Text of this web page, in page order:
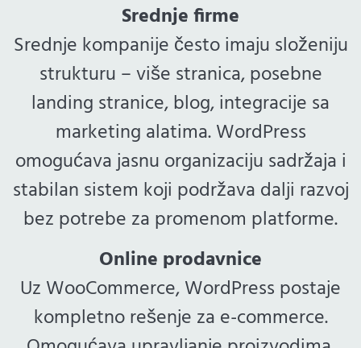
Srednje firme
Srednje kompanije često imaju složeniju
strukturu – više stranica, posebne
landing stranice, blog, integracije sa
marketing alatima. WordPress
omogućava jasnu organizaciju sadržaja i
stabilan sistem koji podržava dalji razvoj
bez potrebe za promenom platforme.
Online prodavnice
Uz WooCommerce, WordPress postaje
kompletno rešenje za e-commerce.